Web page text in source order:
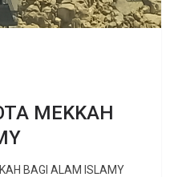
MEKKAH
BAGI ALAM ISLAMY